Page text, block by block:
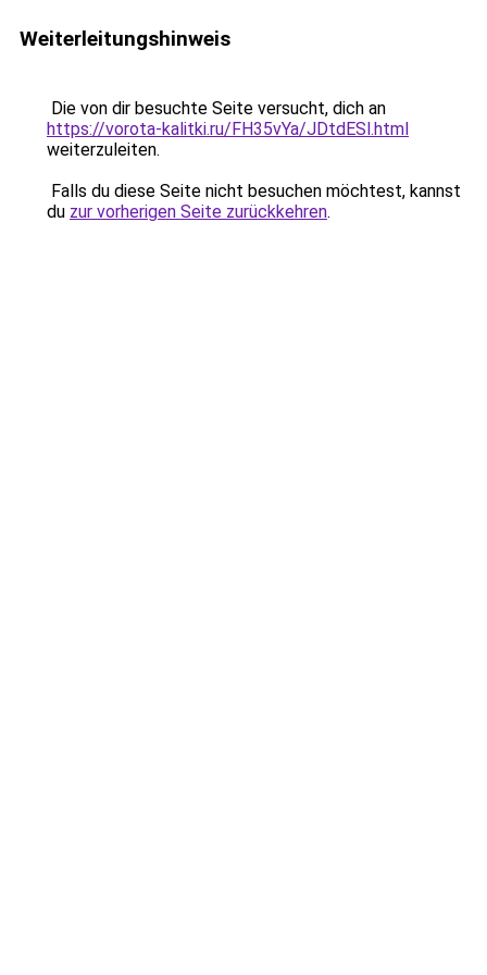
Weiterleitungshinweis
Die von dir besuchte Seite versucht, dich an
https://vorota-kalitki.ru/FH35vYa/JDtdESl.html
weiterzuleiten.
Falls du diese Seite nicht besuchen möchtest, kannst
du zur vorherigen Seite zurückkehren.